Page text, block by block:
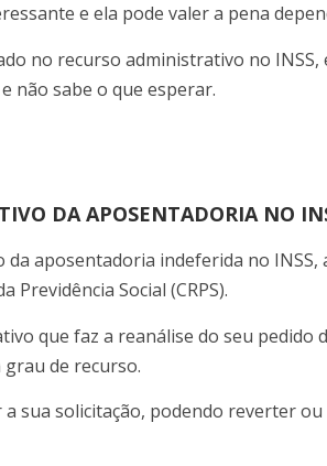
e ela pode valer a pena
no recurso administrativo no INSS,
e não sabe o que esperar.
DA APOSENTADORIA NO
aposentadoria indeferida no INSS,
Previdência Social (CRPS).
que faz a reanálise do seu
de recurso.
sua solicitação, podendo reverter